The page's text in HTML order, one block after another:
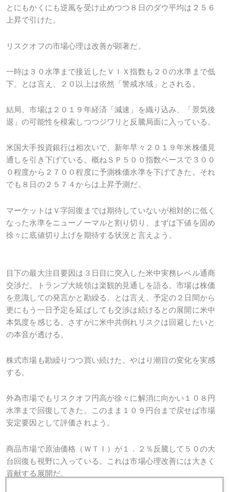
とにもかくにも逆風を受け止めつつ８日のダウ平均は２５６
上昇で引けた。
リスクオフの市場心理は改善が顕著だ。
一時は３０水準まで接近したＶＩＸ指数も２０の水準まで低
下。とは言え、２０以上は依然「警戒水域」とされる。
結局、市場は２０１９年経済「減速」を織り込み、「景気後
退」の可能性を模索しつつジワリと反騰局面に入っている。
米国大手投資銀行は相次いで、新年早々２０１９年米株価見
通しを引き下げている。概ねＳＰ５００指数ベースで３００
０程度から２７００程度に予測株価水準を下げてきた。それ
でも８日の２５７４からは上昇予測だ。
マーケットはＶ字回復までは期待していないが相対的に低く
なった水準をニューノーマルと割り切り、まずは下値を固め
徐々に底値切り上げを期待する状況と言えよう。
目下の最大注目要因は３日目に突入した米中実務レベル通商
交渉だ。トランプ大統領は楽観的見通しを語る。市場は株価
を意識しての発言かと勘繰る。とは言え、予定の２日間から
更にもう一日予定を延ばしても交渉は続けるとの展開に米中
本気度を感じる。さすがに米中共倒れリスクは回避したいと
の本音が透ける。
株式市場も勘繰りつつ買い続けた。やはり潮目の変化を実感
する。
外為市場でもリスクオフ円高が徐々に解消に向かい１０８円
水準まで回復してきた。このまま１０９円台まで戻せば市場
安定要因として評価されよう。
商品市場で原油価格（ＷＴＩ）が１．２％反騰して５０の大
台回復も視野に入っている。これは市場心理改善には大きく
貢献する展開だ。